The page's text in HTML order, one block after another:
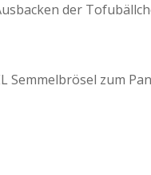
der
Semmelbrösel zum